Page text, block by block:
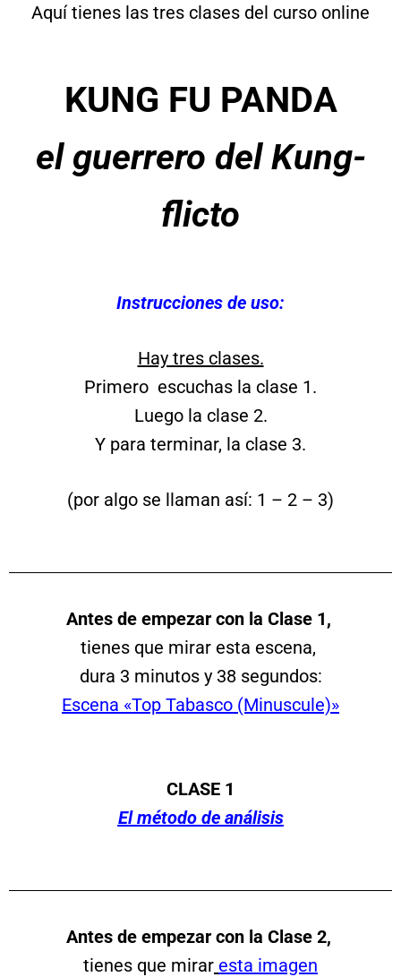
Aquí tienes las tres clases del curso online
KUNG FU PANDA
el guerrero del Kung-
flicto
Instrucciones de uso:
Hay tres clases.
Primero escuchas la clase 1.
Luego la clase 2.
Y para terminar, la clase 3.
(por algo se llaman así: 1 – 2 – 3)
Antes de empezar con la Clase 1,
tienes que mirar esta escena,
dura 3 minutos y 38 segundos:
Escena «Top Tabasco (Minuscule)»
CLASE 1
El método de análisis
Antes de empezar con la Clase 2,
tienes que mirar esta imagen